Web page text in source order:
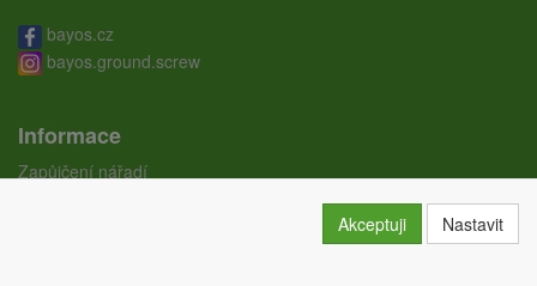
bayos.cz
bayos.ground.screw
Informace
Zapůjčení nářadí
Akceptuji Nastavit